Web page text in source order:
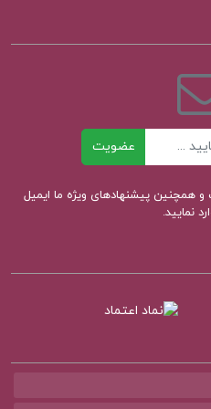
شش می آمد
می آمد
عضویت
همچنین پیشنهادهای ویژه ما ایمیل
نمایید.